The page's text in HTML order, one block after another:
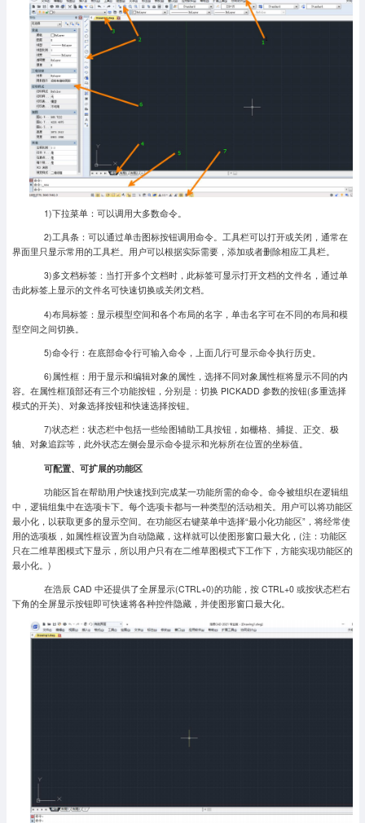
1)下拉菜单：可以调用大多数命令。
2)工具条：可以通过单击图标按钮调用命令。工具栏可以打开或关闭，通常在
界面里只显示常用的工具栏。用户可以根据实际需要，添加或者删除相应工具栏。
3)多文档标签：当打开多个文档时，此标签可显示打开文档的文件名，通过单
击此标签上显示的文件名可快速切换或关闭文档。
4)布局标签：显示模型空间和各个布局的名字，单击名字可在不同的布局和模
型空间之间切换。
5)命令行：在底部命令行可输入命令，上面几行可显示命令执行历史。
6)属性框：用于显示和编辑对象的属性，选择不同对象属性框将显示不同的内
容。在属性框顶部还有三个功能按钮，分别是：切换 PICKADD 参数的按钮(多重选择
模式的开关)、对象选择按钮和快速选择按钮。
7)状态栏：状态栏中包括一些绘图辅助工具按钮，如栅格、捕捉、正交、极
轴、对象追踪等，此外状态左侧会显示命令提示和光标所在位置的坐标值。
可配置、可扩展的功能区
功能区旨在帮助用户快速找到完成某一功能所需的命令。命令被组织在逻辑组
中，逻辑组集中在选项卡下。每个选项卡都与一种类型的活动相关。用户可以将功能区
最小化，以获取更多的显示空间。在功能区右键菜单中选择“最小化功能区”，将经常使
用的选项板，如属性框设置为自动隐藏，这样就可以使图形窗口最大化，(注：功能区
只在二维草图模式下显示，所以用户只有在二维草图模式下工作下，方能实现功能区的
最小化。)
在浩辰 CAD 中还提供了全屏显示(CTRL+0)的功能，按 CTRL+0 或按状态栏右
下角的全屏显示按钮即可快速将各种控件隐藏，并使图形窗口最大化。